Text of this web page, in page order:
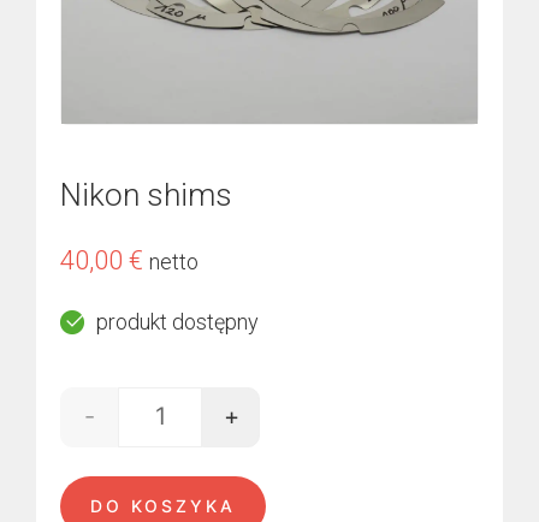
Nikon shims
40,00 € netto
produkt dostępny
ilość Nikon shims
- +
DO KOSZYKA